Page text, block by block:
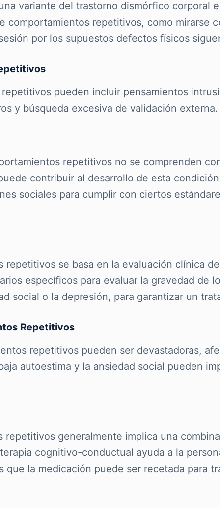
variante del trastorno dismórfico corporal
comportamientos repetitivos, como mirarse
por los supuestos defectos físicos
pueden incluir pensamientos
y búsqueda excesiva de validación externa.
repetitivos no se comprenden
contribuir al desarrollo de esta
sociales para cumplir con ciertos
repetitivos se basa en la evaluación clínica
específicos para evaluar la gravedad de
social o la depresión, para garantizar un
Repetitivos
repetitivos pueden ser devastadoras,
autoestima y la ansiedad social pueden
repetitivos generalmente implica una
cognitivo-conductual ayuda a la
la medicación puede ser recetada para